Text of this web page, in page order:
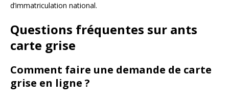
d’immatriculation national.
Questions fréquentes sur ants
carte grise
Comment faire une demande de carte
grise en ligne ?